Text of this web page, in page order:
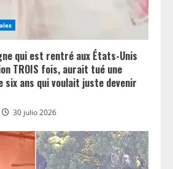
qui est rentré aux États-Unis
TROIS fois, aurait tué une
ans qui voulait juste devenir
30 julio 2026